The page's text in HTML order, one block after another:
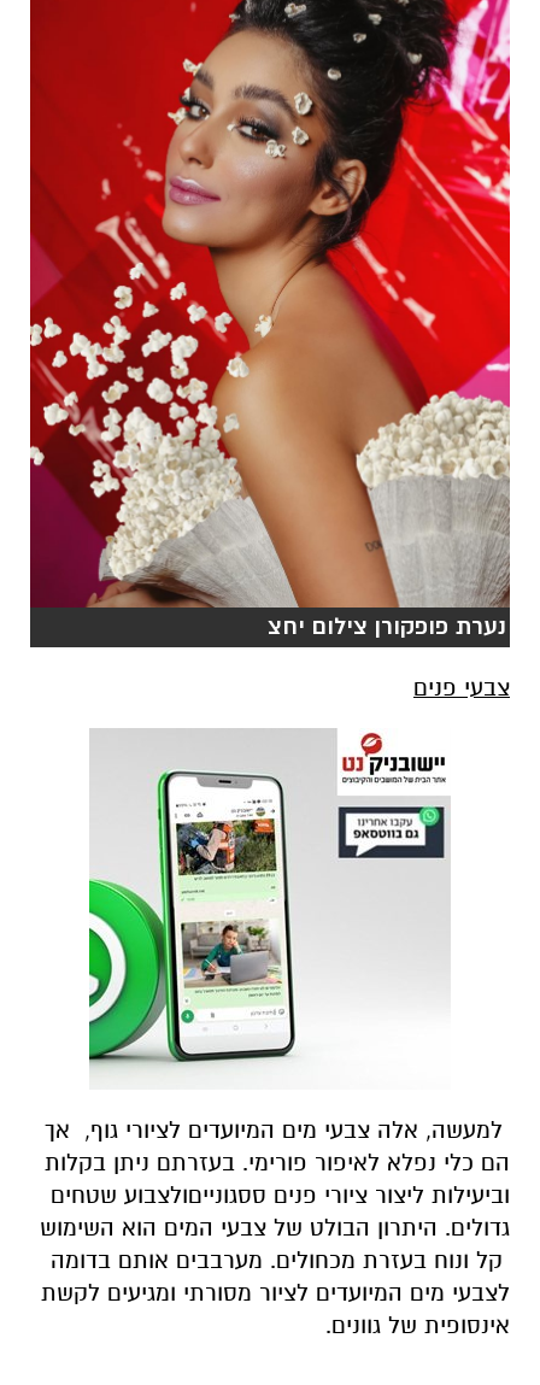
נערת פופקורן צילום יחצ
צבעי פנים
למעשה, אלה צבעי מים המיועדים לציורי גוף, אך
הם כלי נפלא לאיפור פורימי. בעזרתם ניתן בקלות
וביעילות ליצור ציורי פנים ססגונייםולצבוע שטחים
גדולים. היתרון הבולט של צבעי המים הוא השימוש
קל ונוח בעזרת מכחולים. מערבבים אותם בדומה
לצבעי מים המיועדים לציור מסורתי ומגיעים לקשת
אינסופית של גוונים.